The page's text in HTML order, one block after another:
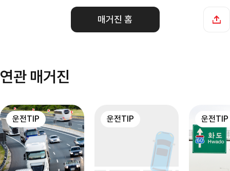
매거진 홈
연관 매거진
운전TIP 운전TIP 운전TIP